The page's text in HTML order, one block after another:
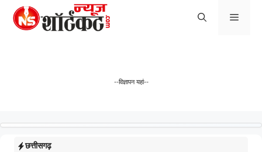
Skip
--विज्ञापन यहां--
छत्तीसगढ़